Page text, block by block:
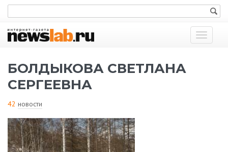
Показать
меню
БОЛДЫКОВА СВЕТЛАНА
СЕРГЕЕВНА
42 новости